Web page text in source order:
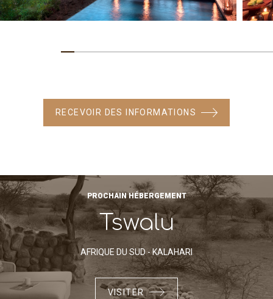
RECEVOIR DES INFORMATIONS
PROCHAIN HÉBERGEMENT
Tswalu
AFRIQUE DU SUD - KALAHARI
VISITER